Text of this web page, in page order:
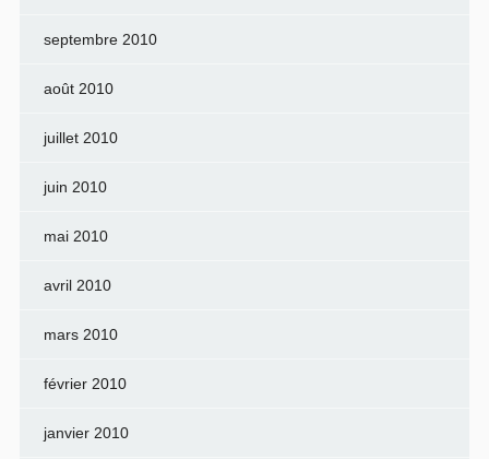
septembre 2010
août 2010
juillet 2010
juin 2010
mai 2010
avril 2010
mars 2010
février 2010
janvier 2010